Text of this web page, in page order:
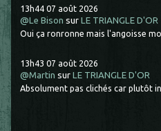
13h44 07 août 2026
@Le Bison surLE TRIANGLE D'OR
Oui ça ronronne mais l'angoisse
13h43 07 août 2026
@Martin surLE TRIANGLE D'OR
Absolument pas clichés car plutôt